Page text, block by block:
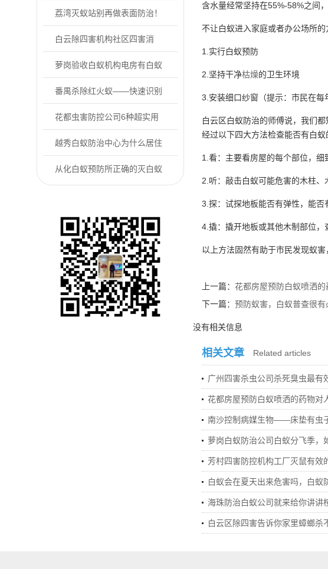
白蚁受害迹象
荔湾灭蚁站别再做表面防治！
专业灭蚁找益伦
白云除四害机构社区四害消
杀，分4步实操！
萝岗验收白蚁机构电房有白蚁
危害怎么办
番禺杀除红火蚁——快速识别
防控户外常见的...
花都虫害防控公司6种超实用
的“老鼠怕”用...
越秀白蚁防治中心为什么居住
的房屋里会有白...
从化白蚁预防所正确的灭白蚁
含水量经常坚持在55%-58%之间
不让白蚁进入家庭或者办公场所的
1.实行白蚁预防
2.坚持干净枯燥的卫生环境
3.安装细口纱窗（提示：市民在
白云区白蚁防治的师傅说，我们
经过以下四大方法检查能否有白蚁
1.看：主要看房屋的每个部位，
2.听：敲击白蚁可能危害的木柱
3.探：试探地板能否有弹性，能
4.撬：撬开地板或其他木制部位，
以上方法固然有助于市民发现蚁
上一篇： 花都房屋预防白蚁喷洒的
下一篇： 预防蚁害，白蚁普查很有
没有相关信息
相关文章 Related articles
广州四害杀虫公司杀死臭虫最有
花都房屋预防白蚁喷洒的药物对
南沙控制病媒生物——床垫有虫
萝岗白蚁防治公司白蚁分飞季，
芳村四害防控机构工厂灭鼠有效
白蚁会在夏天出来危害吗，白蚁
海珠防治白蚁公司就来给你讲讲
白云区除四害告诉你家里蟑螂杀